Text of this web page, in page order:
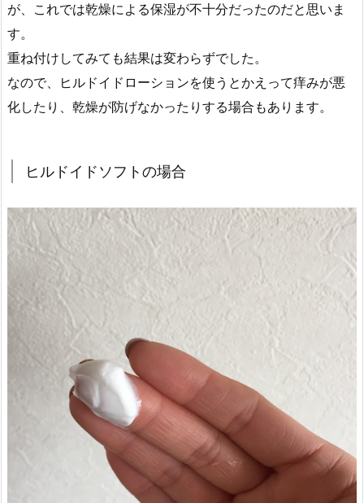
が、これでは乾燥による保湿が不十分だったのだと思いま
す。
重ね付けしてみても結果は変わらずでした。
なので、ヒルドイドローションを使うとかえって痒みが悪
化したり、乾燥が防げなかったりする場合もあります。
ヒルドイドソフトの場合